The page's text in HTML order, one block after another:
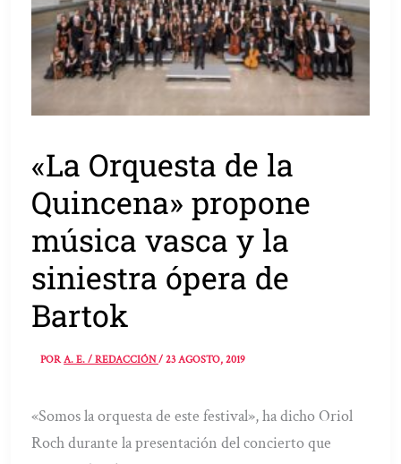
«La Orquesta de la
Quincena» propone
música vasca y la
siniestra ópera de
Bartok
PORA. E. / REDACCIÓN/23 AGOSTO, 2019
«Somos la orquesta de este festival», ha dicho Oriol
Roch durante la presentación del concierto que